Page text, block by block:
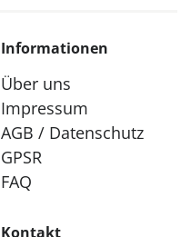
Informationen
Über uns
Impressum
AGB / Datenschutz
GPSR
FAQ
Kontakt